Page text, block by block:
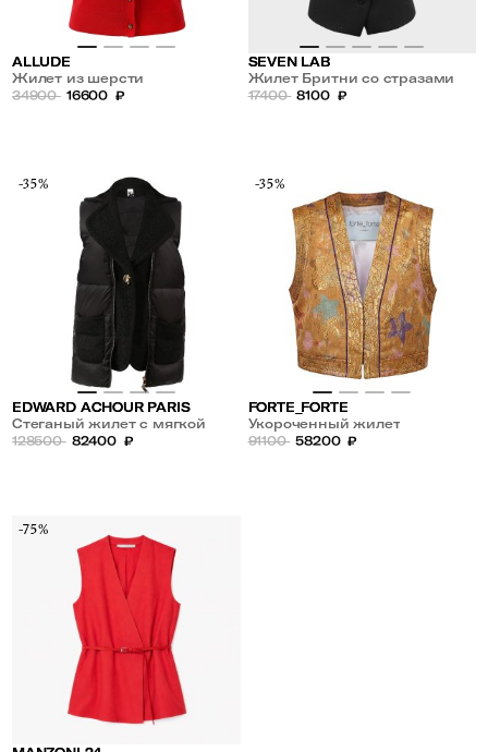
ALLUDE
Жилет из шерсти
34900 16600 ₽
SEVEN LAB
Жилет Бритни со стразами
17400 8100 ₽
-35%
EDWARD ACHOUR PARIS
Стеганый жилет с мягкой
текстурной отделкой и
128500 82400 ₽
-35%
FORTE_FORTE
Укороченный жилет
91100 58200 ₽
-75%